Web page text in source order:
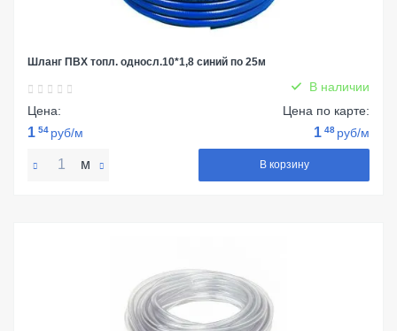
Шланг ПВХ топл. односл.10*1,8 синий по 25м
В наличии
Цена:
1 54 руб/м
Цена по карте:
1 48 руб/м
м В корзину